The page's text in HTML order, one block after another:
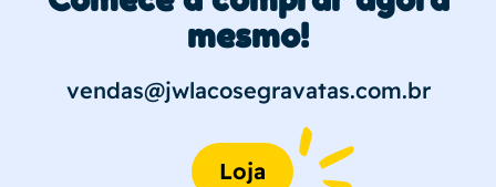
mesmo!
vendas@jwlacosegravatas.com.br
Loja